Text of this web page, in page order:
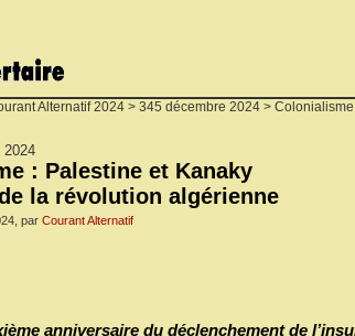
Alternatif 2024 > 345 décembre 2024 >
2024
: Palestine et Kanaky
la révolution algérienne
par Courant Alternatif
anniversaire du déclenchement de